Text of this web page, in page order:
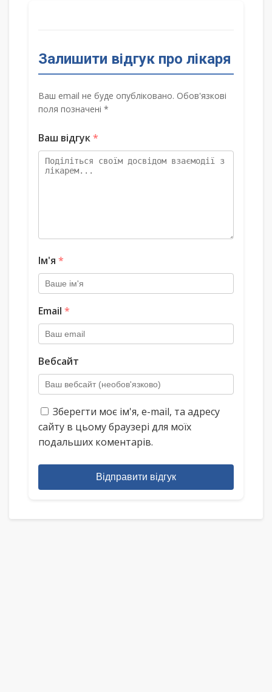
Залишити відгук про лікаря
Ваш email не буде опубліковано. Обов'язкові
поля позначені *
Ваш відгук*
Ім'я *
Email *
Вебсайт
Зберегти моє ім'я, e-mail, та адресу
сайту в цьому браузері для моїх
подальших коментарів.
Відправити відгук